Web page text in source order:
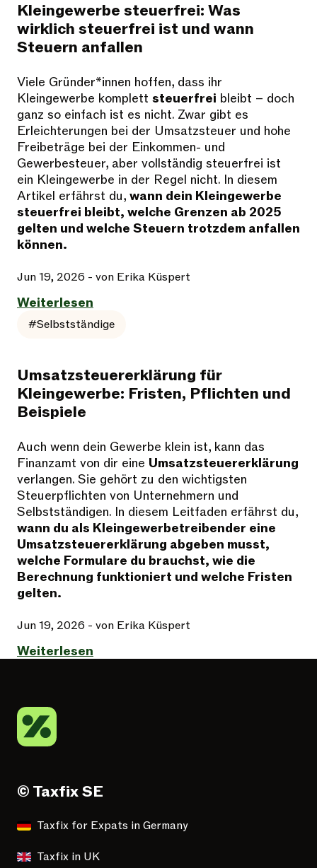
Kleingewerbe steuerfrei: Was
wirklich steuerfrei ist und wann
Steuern anfallen
Viele Gründer*innen hoffen, dass ihr
Kleingewerbe komplett steuerfrei bleibt – doch
ganz so einfach ist es nicht. Zwar gibt es
Erleichterungen bei der Umsatzsteuer und hohe
Freibeträge bei der Einkommen- und
Gewerbesteuer, aber vollständig steuerfrei ist
ein Kleingewerbe in der Regel nicht. In diesem
Artikel erfährst du, wann dein Kleingewerbe
steuerfrei bleibt, welche Grenzen ab 2025
gelten und welche Steuern trotzdem anfallen
können.
Jun 19, 2026 - von Erika Küspert
Weiterlesen
#Selbstständige
Umsatzsteuererklärung für
Kleingewerbe: Fristen, Pflichten und
Beispiele
Auch wenn dein Gewerbe klein ist, kann das
Finanzamt von dir eine Umsatzsteuererklärung
verlangen. Sie gehört zu den wichtigsten
Steuerpflichten von Unternehmern und
Selbstständigen. In diesem Leitfaden erfährst du,
wann du als Kleingewerbetreibender eine
Umsatzsteuererklärung abgeben musst,
welche Formulare du brauchst, wie die
Berechnung funktioniert und welche Fristen
gelten.
Jun 19, 2026 - von Erika Küspert
Weiterlesen
© Taxfix SE
Taxfix for Expats in Germany
Taxfix in UK